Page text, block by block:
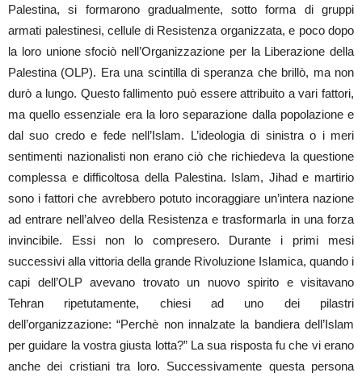
Palestina, si formarono gradualmente, sotto forma di gruppi
armati palestinesi, cellule di Resistenza organizzata, e poco dopo
la loro unione sfociò nell’Organizzazione per la Liberazione della
Palestina (OLP). Era una scintilla di speranza che brillò, ma non
durò a lungo. Questo fallimento può essere attribuito a vari fattori,
ma quello essenziale era la loro separazione dalla popolazione e
dal suo credo e fede nell’Islam. L’ideologia di sinistra o i meri
sentimenti nazionalisti non erano ciò che richiedeva la questione
complessa e difficoltosa della Palestina. Islam, Jihad e martirio
sono i fattori che avrebbero potuto incoraggiare un’intera nazione
ad entrare nell’alveo della Resistenza e trasformarla in una forza
invincibile. Essi non lo compresero. Durante i primi mesi
successivi alla vittoria della grande Rivoluzione Islamica, quando i
capi dell’OLP avevano trovato un nuovo spirito e visitavano
Tehran ripetutamente, chiesi ad uno dei pilastri
dell’organizzazione: “Perchè non innalzate la bandiera dell’Islam
per guidare la vostra giusta lotta?” La sua risposta fu che vi erano
anche dei cristiani tra loro. Successivamente questa persona